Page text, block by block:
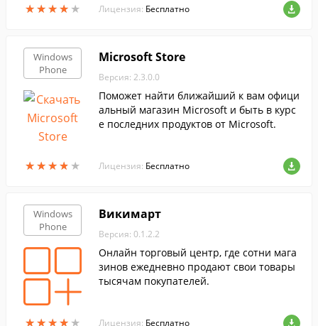
★★★★ ★
★★★★ ★ Лицензия: Бесплатно
Windows
Phone
★★★★ ★
★★★★ ★
Microsoft Store
Версия: 2.3.0.0
Поможет найти ближайший к вам офици
альный магазин Microsoft и быть в курс
е последних продуктов от Microsoft.
Лицензия: Бесплатно
Windows
Phone
★★★★ ★
★★★★ ★
Викимарт
Версия: 0.1.2.2
Онлайн торговый центр, где сотни мага
зинов ежедневно продают свои товары
тысячам покупателей.
Лицензия: Бесплатно